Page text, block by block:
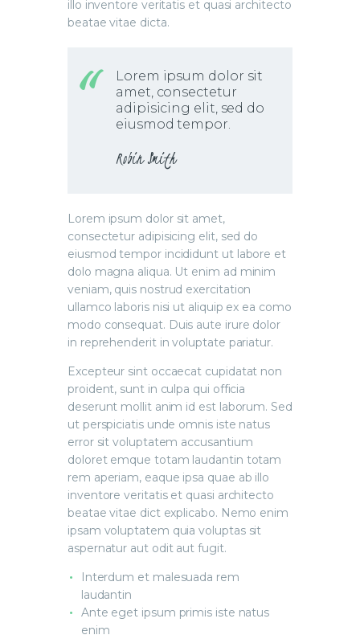
illo inventore veritatis et quasi architecto
beatae vitae dicta.
Lorem ipsum dolor sit
amet, consectetur
adipisicing elit, sed do
eiusmod tempor.
Robin Smith
Lorem ipsum dolor sit amet,
consectetur adipisicing elit, sed do
eiusmod tempor incididunt ut labore et
dolo magna aliqua. Ut enim ad minim
veniam, quis nostrud exercitation
ullamco laboris nisi ut aliquip ex ea como
modo consequat. Duis aute irure dolor
in reprehenderit in voluptate pariatur.
Excepteur sint occaecat cupidatat non
proident, sunt in culpa qui officia
deserunt mollit anim id est laborum. Sed
ut perspiciatis unde omnis iste natus
error sit voluptatem accusantium
doloret emque totam laudantin totam
rem aperiam, eaque ipsa quae ab illo
inventore veritatis et quasi architecto
beatae vitae dict explicabo. Nemo enim
ipsam voluptatem quia voluptas sit
aspernatur aut odit aut fugit.
Interdum et malesuada rem
laudantin
Ante eget ipsum primis iste natus
enim